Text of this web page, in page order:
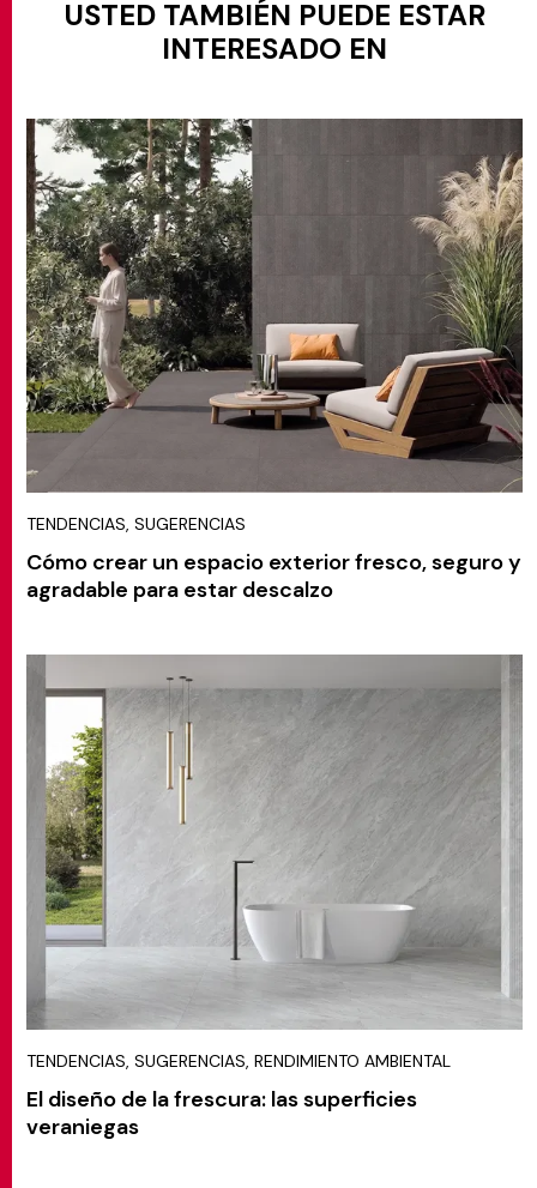
USTED TAMBIÉN PUEDE ESTAR
INTERESADO EN
TENDENCIAS, SUGERENCIAS
Cómo crear un espacio exterior fresco, seguro y
agradable para estar descalzo
TENDENCIAS, SUGERENCIAS, RENDIMIENTO AMBIENTAL
El diseño de la frescura: las superficies
veraniegas